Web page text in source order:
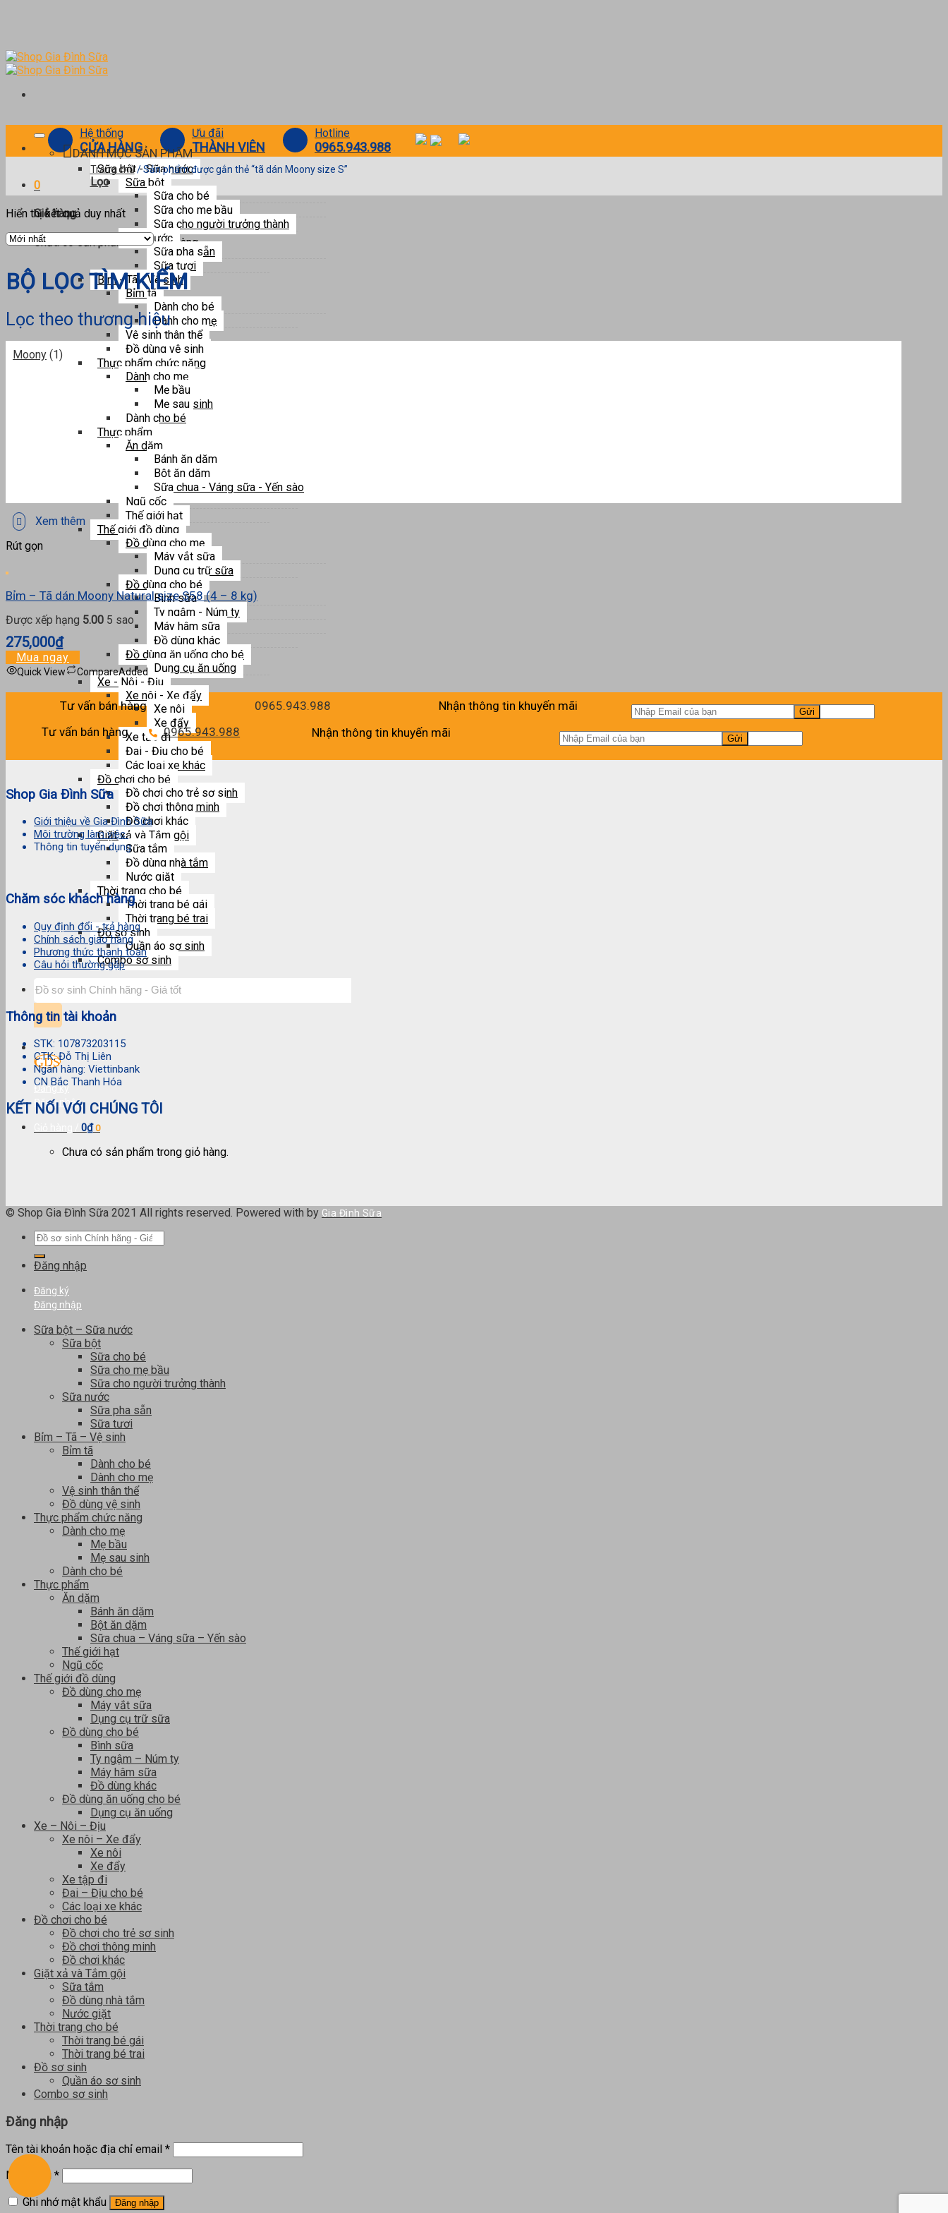
Hệ thống
CỬA HÀNG
Ưu đãi
THÀNH VIÊN
Hotline
0965.943.988
0
Giỏ hàng
Chưa có sản phẩm trong giỏ hàng.
DANH MỤC SẢN PHẨM
Sữa bột - Sữa nước
Sữa bột
Sữa cho bé
Sữa cho mẹ bầu
Sữa cho người trưởng thành
Sữa nước
Sữa pha sẵn
Sữa tươi
Bỉm - Tã - Vệ sinh
Bỉm tã
Dành cho bé
Dành cho mẹ
Vệ sinh thân thể
Đồ dùng vệ sinh
Thực phẩm chức năng
Dành cho mẹ
Mẹ bầu
Mẹ sau sinh
Dành cho bé
Thực phẩm
Ăn dặm
Bánh ăn dặm
Bột ăn dặm
Sữa chua - Váng sữa - Yến sào
Ngũ cốc
Thế giới hạt
Thế giới đồ dùng
Đồ dùng cho mẹ
Máy vắt sữa
Dụng cụ trữ sữa
Đồ dùng cho bé
Bình sữa
Ty ngậm - Núm ty
Máy hâm sữa
Đồ dùng khác
Đồ dùng ăn uống cho bé
Dụng cụ ăn uống
Xe - Nôi - Địu
Xe nôi - Xe đẩy
Xe nôi
Xe đẩy
Xe tập đi
Đai - Địu cho bé
Các loại xe khác
Đồ chơi cho bé
Đồ chơi cho trẻ sơ sinh
Đồ chơi thông minh
Đồ chơi khác
Giặt xả và Tắm gội
Sữa tắm
Đồ dùng nhà tắm
Nước giặt
Thời trang cho bé
Thời trang bé gái
Thời trang bé trai
Đồ sơ sinh
Quần áo sơ sinh
Combo sơ sinh
Tìm
kiếm:
Đăng ký
Đăng nhập
0₫ 0
Chưa có sản phẩm trong giỏ hàng.
Trang chủ /Sản phẩm được gắn thẻ “tã dán Moony size S”
Lọc
Sản phẩm được gắn thẻ “tã dán Moony size S”
Lọc
Hiển thị kết quả duy nhất
BỘ LỌC TÌM KIẾM
Lọc theo thương hiệu
Moony (1)
Xem thêm
Rút gọn
Bỉm – Tã dán Moony Natural size S58 (4 – 8 kg)
Được xếp hạng 5.00 5 sao
275,000₫
Mua ngay
Quick View CompareAdded
Tư vấn bán hàng 0965.943.988
Nhận thông tin khuyến mãi
Tư vấn bán hàng
0965.943.988 Nhận thông tin khuyến mãi
Shop Gia Đình Sữa
Giới thiệu về Gia Đình Sữa
Môi trường làm việc
Thông tin tuyển dụng
Chăm sóc khách hàng
Quy định đổi - trả hàng
Chính sách giao hàng
Phương thức thanh toán
Câu hỏi thường gặp
Thông tin tài khoản
STK: 107873203115
CTK: Đỗ Thị Liên
Ngân hàng: Viettinbank
CN Bắc Thanh Hóa
KẾT NỐI VỚI CHÚNG TÔI
© Shop Gia Đình Sữa 2021 All rights reserved. Powered with by Gia Đình Sữa
Tìm
kiếm:
Đăng nhập
Đăng ký
Đăng nhập
Sữa bột – Sữa nước
Sữa bột
Sữa cho bé
Sữa cho mẹ bầu
Sữa cho người trưởng thành
Sữa nước
Sữa pha sẵn
Sữa tươi
Bỉm – Tã – Vệ sinh
Bỉm tã
Dành cho bé
Dành cho mẹ
Vệ sinh thân thể
Đồ dùng vệ sinh
Thực phẩm chức năng
Dành cho mẹ
Mẹ bầu
Mẹ sau sinh
Dành cho bé
Thực phẩm
Ăn dặm
Bánh ăn dặm
Bột ăn dặm
Sữa chua – Váng sữa – Yến sào
Thế giới hạt
Ngũ cốc
Thế giới đồ dùng
Đồ dùng cho mẹ
Máy vắt sữa
Dụng cụ trữ sữa
Đồ dùng cho bé
Bình sữa
Ty ngậm – Núm ty
Máy hâm sữa
Đồ dùng khác
Đồ dùng ăn uống cho bé
Dụng cụ ăn uống
Xe – Nôi – Địu
Xe nôi – Xe đẩy
Xe nôi
Xe đẩy
Xe tập đi
Đai – Địu cho bé
Các loại xe khác
Đồ chơi cho bé
Đồ chơi cho trẻ sơ sinh
Đồ chơi thông minh
Đồ chơi khác
Giặt xả và Tắm gội
Sữa tắm
Đồ dùng nhà tắm
Nước giặt
Thời trang cho bé
Thời trang bé gái
Thời trang bé trai
Đồ sơ sinh
Quần áo sơ sinh
Combo sơ sinh
Đăng nhập
Tên tài khoản hoặc địa chỉ email *
Mật khẩu *
Ghi nhớ mật khẩu
Đăng nhập